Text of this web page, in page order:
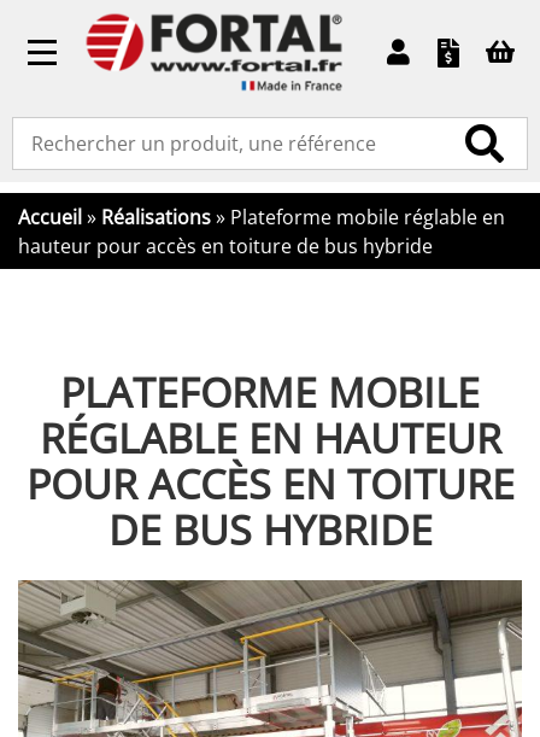
Toggle
Accueil» Réalisations» Plateforme mobile réglable en
hauteur pour accès en toiture de bus hybride
PLATEFORME MOBILE
RÉGLABLE EN HAUTEUR
POUR ACCÈS EN TOITURE
DE BUS HYBRIDE